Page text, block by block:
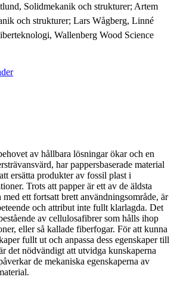
Solidmekanik och strukturer; Artem
och strukturer; Lars Wågberg, Linné
Wallenberg Wood Science
av hållbara lösningar ökar och en
har pappersbaserade material
ersätta produkter av fossil plast i
Trots att papper är ett av de äldsta
med ett fortsatt brett användningsområde, är
och attribut inte fullt klarlagda. Det
av cellulosafibrer som hålls ihop
eller så kallade fiberfogar. För att kunna
fullt ut och anpassa dess egenskaper till
det nödvändigt att utvidga kunskaperna
de mekaniska egenskaperna av